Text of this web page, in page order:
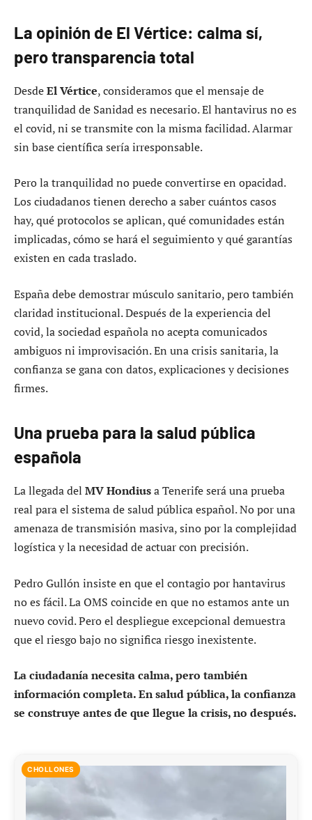
La opinión de El Vértice: calma sí,
pero transparencia total
DesdeEl Vértice, consideramos que el mensaje de
tranquilidad de Sanidad es necesario. El hantavirus no es
el covid, ni se transmite con la misma facilidad. Alarmar
sin base científica sería irresponsable.
Pero la tranquilidad no puede convertirse en opacidad.
Los ciudadanos tienen derecho a saber cuántos casos
hay, qué protocolos se aplican, qué comunidades están
implicadas, cómo se hará el seguimiento y qué garantías
existen en cada traslado.
España debe demostrar músculo sanitario, pero también
claridad institucional. Después de la experiencia del
covid, la sociedad española no acepta comunicados
ambiguos ni improvisación. En una crisis sanitaria, la
confianza se gana con datos, explicaciones y decisiones
firmes.
Una prueba para la salud pública
española
La llegada del MV Hondiusa Tenerife será una prueba
real para el sistema de salud pública español. No por una
amenaza de transmisión masiva, sino por la complejidad
logística y la necesidad de actuar con precisión.
Pedro Gullón insiste en que el contagio por hantavirus
no es fácil. La OMS coincide en que no estamos ante un
nuevo covid. Pero el despliegue excepcional demuestra
que el riesgo bajo no significa riesgo inexistente.
La ciudadanía necesita calma, pero también
información completa. En salud pública, la confianza
se construye antes de que llegue la crisis, no después.
CHOLLONES